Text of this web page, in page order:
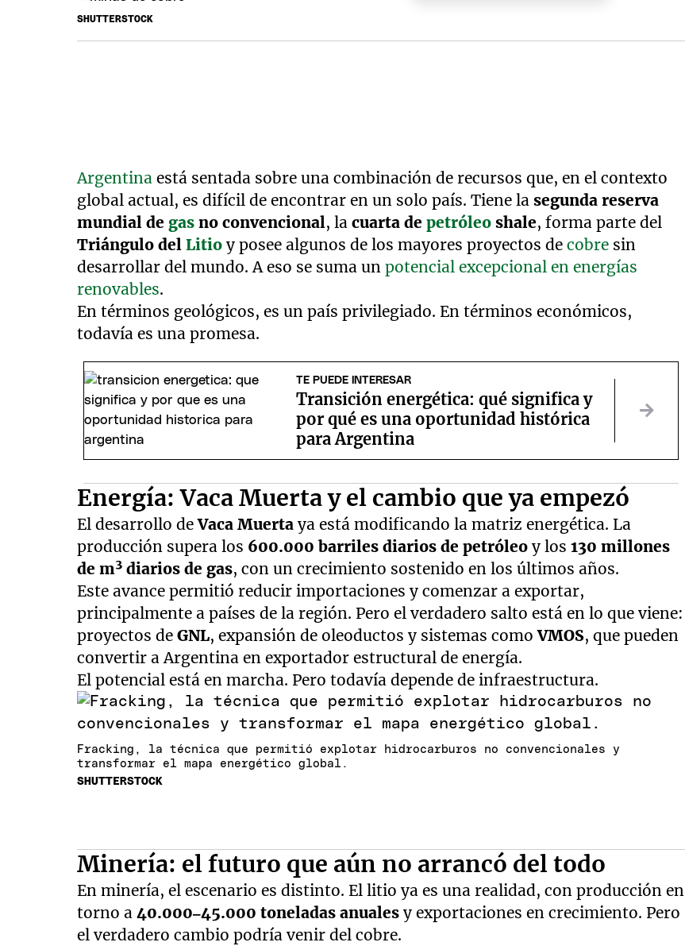
SHUTTERSTOCK
Argentina está sentada sobre una combinación de recursos que, en el contexto
global actual, es difícil de encontrar en un solo país. Tiene lasegunda reserva
mundial de gas no convencional, lacuarta depetróleo shale, forma parte del
Triángulo delLitio y posee algunos de los mayores proyectos decobre sin
desarrollar del mundo. A eso se suma unpotencial excepcional en energías
renovables.
En términos geológicos, es un país privilegiado. En términos económicos,
todavía es una promesa.
TE PUEDE INTERESAR
Transición energética: qué significa y
por qué es una oportunidad histórica
para Argentina
Energía: Vaca Muerta y el cambio que ya empezó
El desarrollo deVaca Muerta ya está modificando la matriz energética. La
producción supera los 600.000 barriles diarios de petróleo y los130 millones
de m³ diarios de gas, con un crecimiento sostenido en los últimos años.
Este avance permitió reducir importaciones y comenzar a exportar,
principalmente a países de la región. Pero el verdadero salto está en lo que viene:
proyectos deGNL, expansión de oleoductos y sistemas comoVMOS, que pueden
convertir a Argentina en exportador estructural de energía.
El potencial está en marcha. Pero todavía depende de infraestructura.
Fracking, la técnica que permitió explotar hidrocarburos no convencionales y
transformar el mapa energético global.
SHUTTERSTOCK
Minería: el futuro que aún no arrancó del todo
En minería, el escenario es distinto. El litio ya es una realidad, con producción en
torno a40.000–45.000 toneladas anuales y exportaciones en crecimiento. Pero
el verdadero cambio podría venir del cobre.